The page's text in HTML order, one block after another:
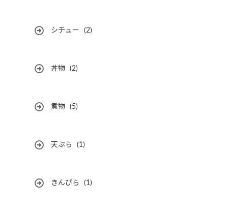
シチュー (2)
丼物 (2)
煮物 (5)
天ぷら (1)
きんぴら (1)